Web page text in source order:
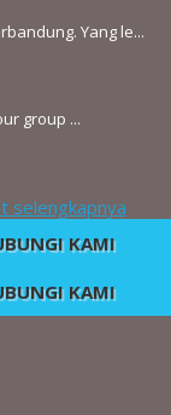
Yang le...
group ...
selengkapnya
KAMI
KAMI